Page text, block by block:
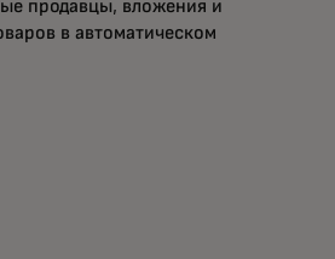
продавцы, вложения и
в автоматическом